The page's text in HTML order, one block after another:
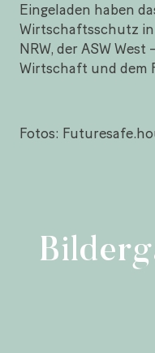
Eingeladen haben
Wirtschaftsschutz
NRW, der ASW
Wirtschaft und dem
Fotos: